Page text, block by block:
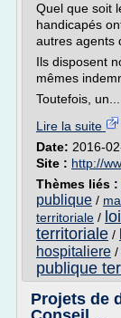
Quel que soit
handicapés
autres agents
Ils disposent
mêmes
Toutefois, un...
Lire la suite
Date: 2016-
Site : http://
Thèmes liés :
publique /
territoriale /
territoriale /
hospitaliere /
publique
Projets de